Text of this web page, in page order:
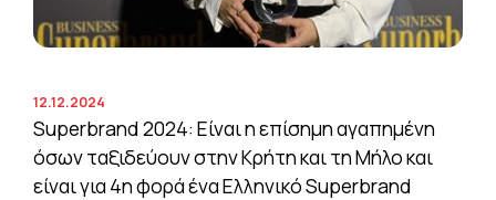
12.12.2024
Superbrand 2024: Είναι η επίσημη αγαπημένη
όσων ταξιδεύουν στην Κρήτη και τη Μήλο και
είναι για 4η φορά ένα Ελληνικό Superbrand